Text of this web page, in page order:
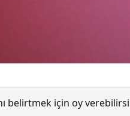
belirtmek için oy